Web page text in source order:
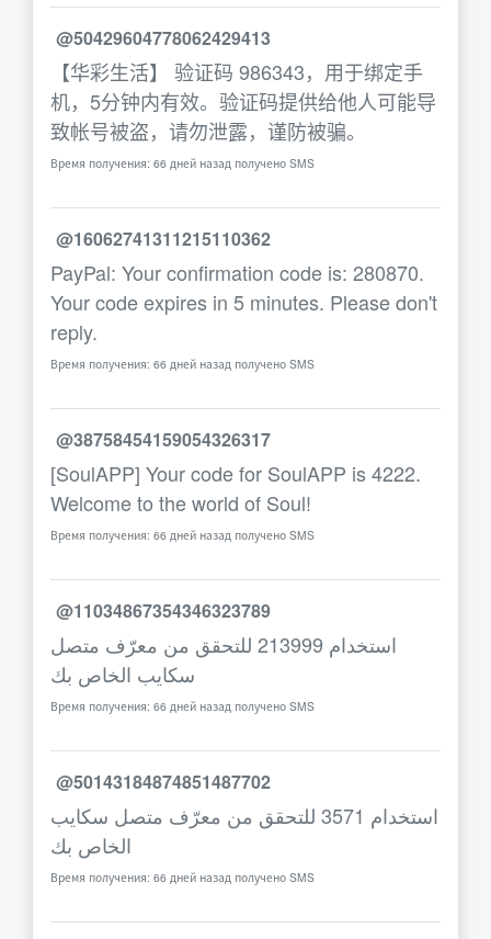
@50429604778062429413
【华彩生活】 验证码 986343，用于绑定手
机，5分钟内有效。验证码提供给他人可能导
致帐号被盗，请勿泄露，谨防被骗。
Время получения: 66 дней назад получено SMS
@16062741311215110362
PayPal: Your confirmation code is: 280870.
Your code expires in 5 minutes. Please don't
reply.
Время получения: 66 дней назад получено SMS
@38758454159054326317
[SoulAPP] Your code for SoulAPP is 4222.
Welcome to the world of Soul!
Время получения: 66 дней назад получено SMS
@11034867354346323789
استخدام 213999 للتحقق من معرّف متصل
سكايب الخاص بك
Время получения: 66 дней назад получено SMS
@50143184874851487702
استخدام 3571 للتحقق من معرّف متصل سكايب
الخاص بك
Время получения: 66 дней назад получено SMS